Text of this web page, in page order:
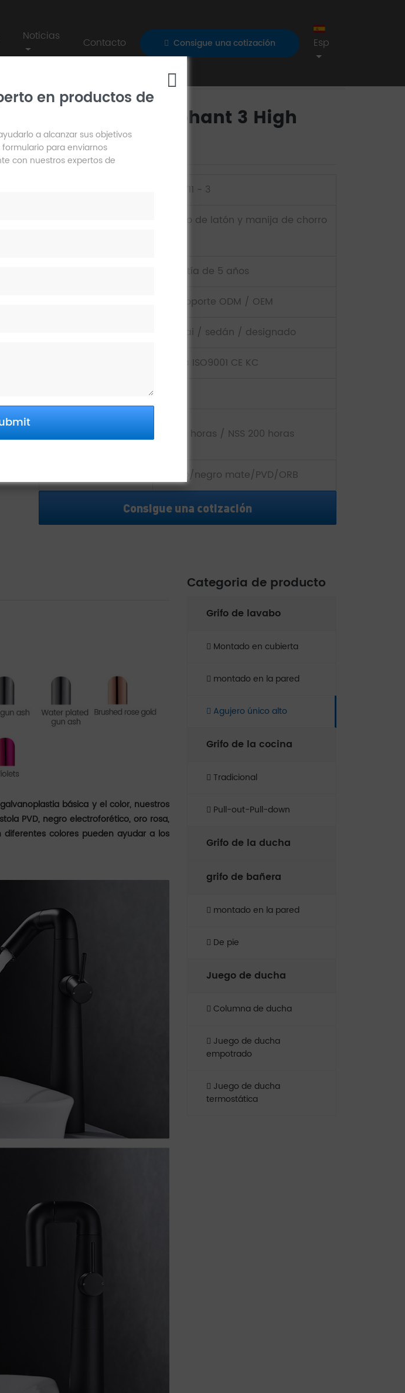
Noticias Contacto Consigue una cotización Esp
en productos de
a alcanzar sus objetivos
para enviarnos
con nuestros expertos de
Dg04711 - 3 Elephant 3 High
single Hole
DG04711 - 3
Cuerpo de latón y manija de chorro
Garantía de 5 años
Aim, soporte ODM / OEM
Wanhai / sedán / designado
Norma ISO9001 CE KC
salina:
Ass 24 horas / NSS 200 horas
Cromo/negro mate/PVD/ORB
Consigue una cotización
básica y el color, nuestros
PVD, negro electroforético, oro rosa,
diferentes colores pueden ayudar a los
Categoria de producto
Grifo de lavabo
Montado en cubierta
montado en la pared
Agujero único alto
Grifo de la cocina
Tradicional
Pull-out-Pull-down
Grifo de la ducha
grifo de bañera
montado en la pared
De pie
Juego de ducha
Columna de ducha
Juego de ducha
empotrado
Juego de ducha
termostática